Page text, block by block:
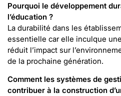
Pourquoi le développement
l’éducation ?
La durabilité dans les
essentielle car elle inculque
réduit l’impact sur
de la prochaine génération.
Comment les systèmes de
contribuer à la construction